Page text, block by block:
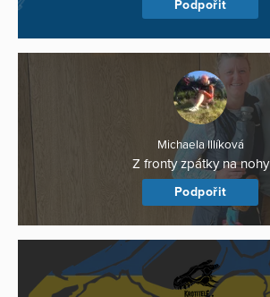
Podpořit
Michaela Illíková
Z fronty zpátky na nohy
Podpořit